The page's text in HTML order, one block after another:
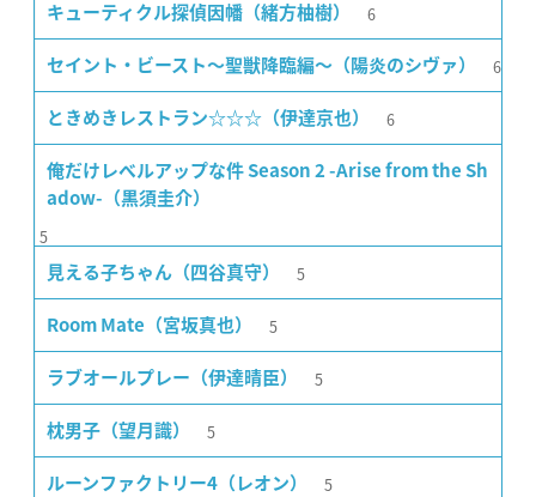
キューティクル探偵因幡（緒方柚樹） 6
セイント・ビースト〜聖獣降臨編〜（陽炎のシヴァ） 6
ときめきレストラン☆☆☆（伊達京也） 6
俺だけレベルアップな件 Season 2 -Arise from the Sh
adow-（黒須圭介）
5
見える子ちゃん（四谷真守） 5
Room Mate（宮坂真也） 5
ラブオールプレー（伊達晴臣） 5
枕男子（望月識） 5
ルーンファクトリー4（レオン） 5